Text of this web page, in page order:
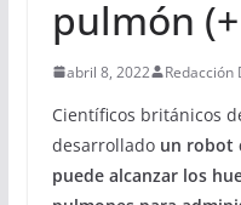
pulmón
abril 8, 2022 Redacción
Científicos británicos
desarrollado un robot
puede alcanzar los